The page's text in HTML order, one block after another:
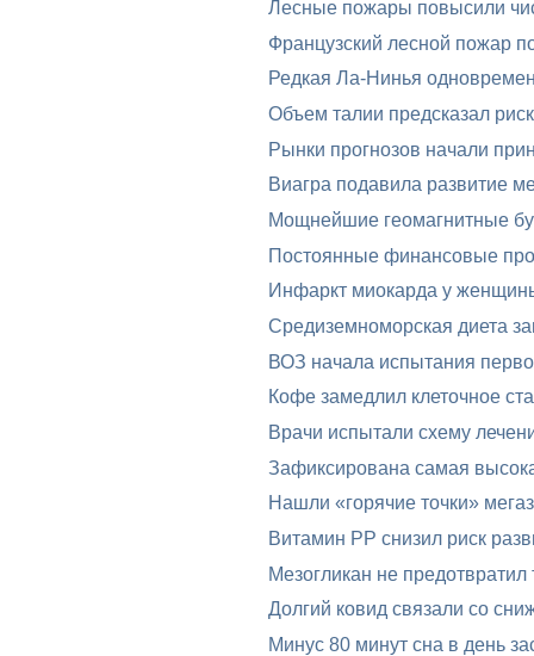
Лесные пожары повысили
Французский лесной пожар
Редкая Ла-Нинья
Объем талии предсказал
Рынки прогнозов начали
Виагра подавила развитие
Мощнейшие геомагнитные
Постоянные финансовые
Инфаркт миокарда у
Средиземноморская диета
ВОЗ начала испытания
Кофе замедлил клеточное
Врачи испытали схему
Зафиксирована самая
Нашли «горячие точки»
Витамин PP снизил риск
Мезогликан не
Долгий ковид связали со
Минус 80 минут сна в день